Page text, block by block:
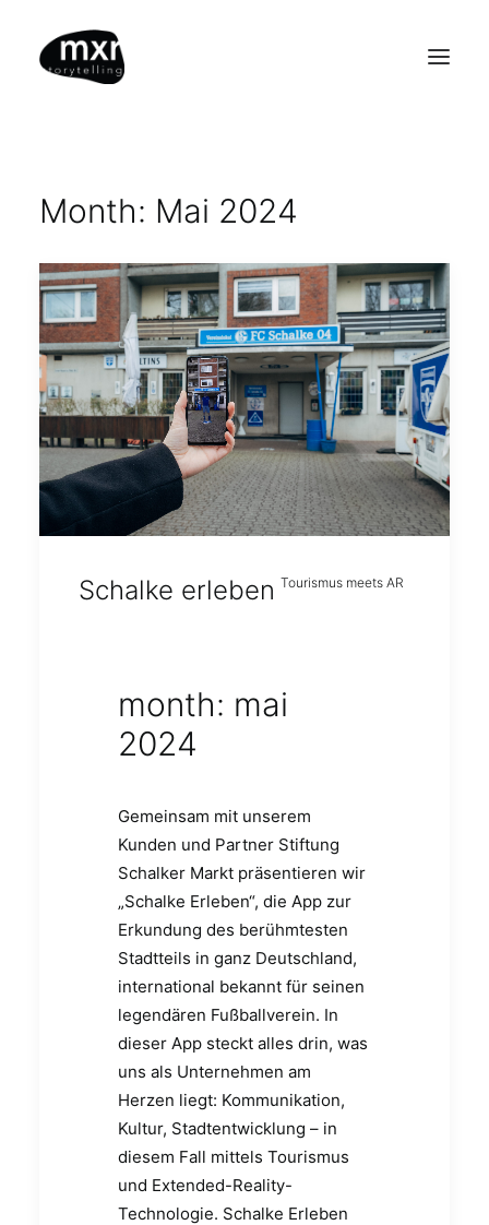
unternehmen
team +jobs
kontakt +anfragen
Month: Mai 2024
Schalke erleben Tourismus meets AR
month: mai
2024
Gemeinsam mit unserem
Kunden und Partner Stiftung
Schalker Markt präsentieren wir
„Schalke Erleben“, die App zur
Erkundung des berühmtesten
Stadtteils in ganz Deutschland,
international bekannt für seinen
legendären Fußballverein. In
dieser App steckt alles drin, was
uns als Unternehmen am
Herzen liegt: Kommunikation,
Kultur, Stadtentwicklung – in
diesem Fall mittels Tourismus
und Extended-Reality-
Technologie. Schalke Erleben